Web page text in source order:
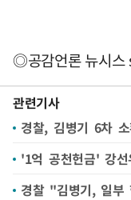
◎공감언론 뉴시스
관련기사
'1억 공천헌금' 강
경찰 "김병기, 일